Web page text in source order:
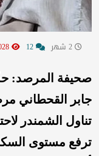
صحيفة المرصد:
جابر القحطاني
تناول الشمندر
ترفع مستوى